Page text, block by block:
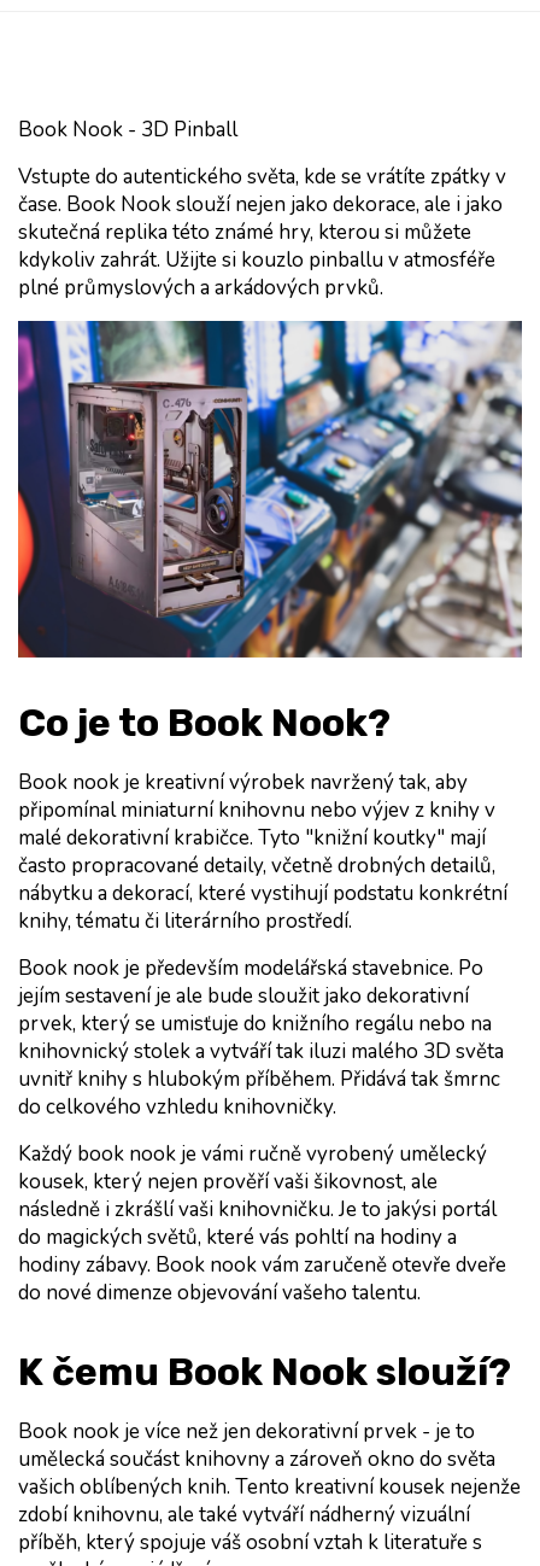
Book Nook - 3D Pinball
Vstupte do autentického světa, kde se vrátíte zpátky v
čase. Book Nook slouží nejen jako dekorace, ale i jako
skutečná replika této známé hry, kterou si můžete
kdykoliv zahrát. Užijte si kouzlo pinballu v atmosféře
plné průmyslových a arkádových prvků.
Co je to Book Nook?
Book nook je kreativní výrobek navržený tak, aby
připomínal miniaturní knihovnu nebo výjev z knihy v
malé dekorativní krabičce. Tyto "knižní koutky" mají
často propracované detaily, včetně drobných detailů,
nábytku a dekorací, které vystihují podstatu konkrétní
knihy, tématu či literárního prostředí.
Book nook je především modelářská stavebnice. Po
jejím sestavení je ale bude sloužit jako dekorativní
prvek, který se umisťuje do knižního regálu nebo na
knihovnický stolek a vytváří tak iluzi malého 3D světa
uvnitř knihy s hlubokým příběhem. Přidává tak šmrnc
do celkového vzhledu knihovničky.
Každý book nook je vámi ručně vyrobený umělecký
kousek, který nejen prověří vaši šikovnost, ale
následně i zkrášlí vaši knihovničku. Je to jakýsi portál
do magických světů, které vás pohltí na hodiny a
hodiny zábavy. Book nook vám zaručeně otevře dveře
do nové dimenze objevování vašeho talentu.
K čemu Book Nook slouží?
Book nook je více než jen dekorativní prvek - je to
umělecká součást knihovny a zároveň okno do světa
vašich oblíbených knih. Tento kreativní kousek nejenže
zdobí knihovnu, ale také vytváří nádherný vizuální
příběh, který spojuje váš osobní vztah k literatuře s